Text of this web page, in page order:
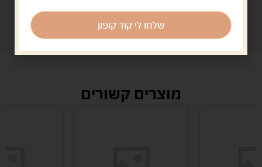
מוצרים קשורים
שלחו לי קוד קופון